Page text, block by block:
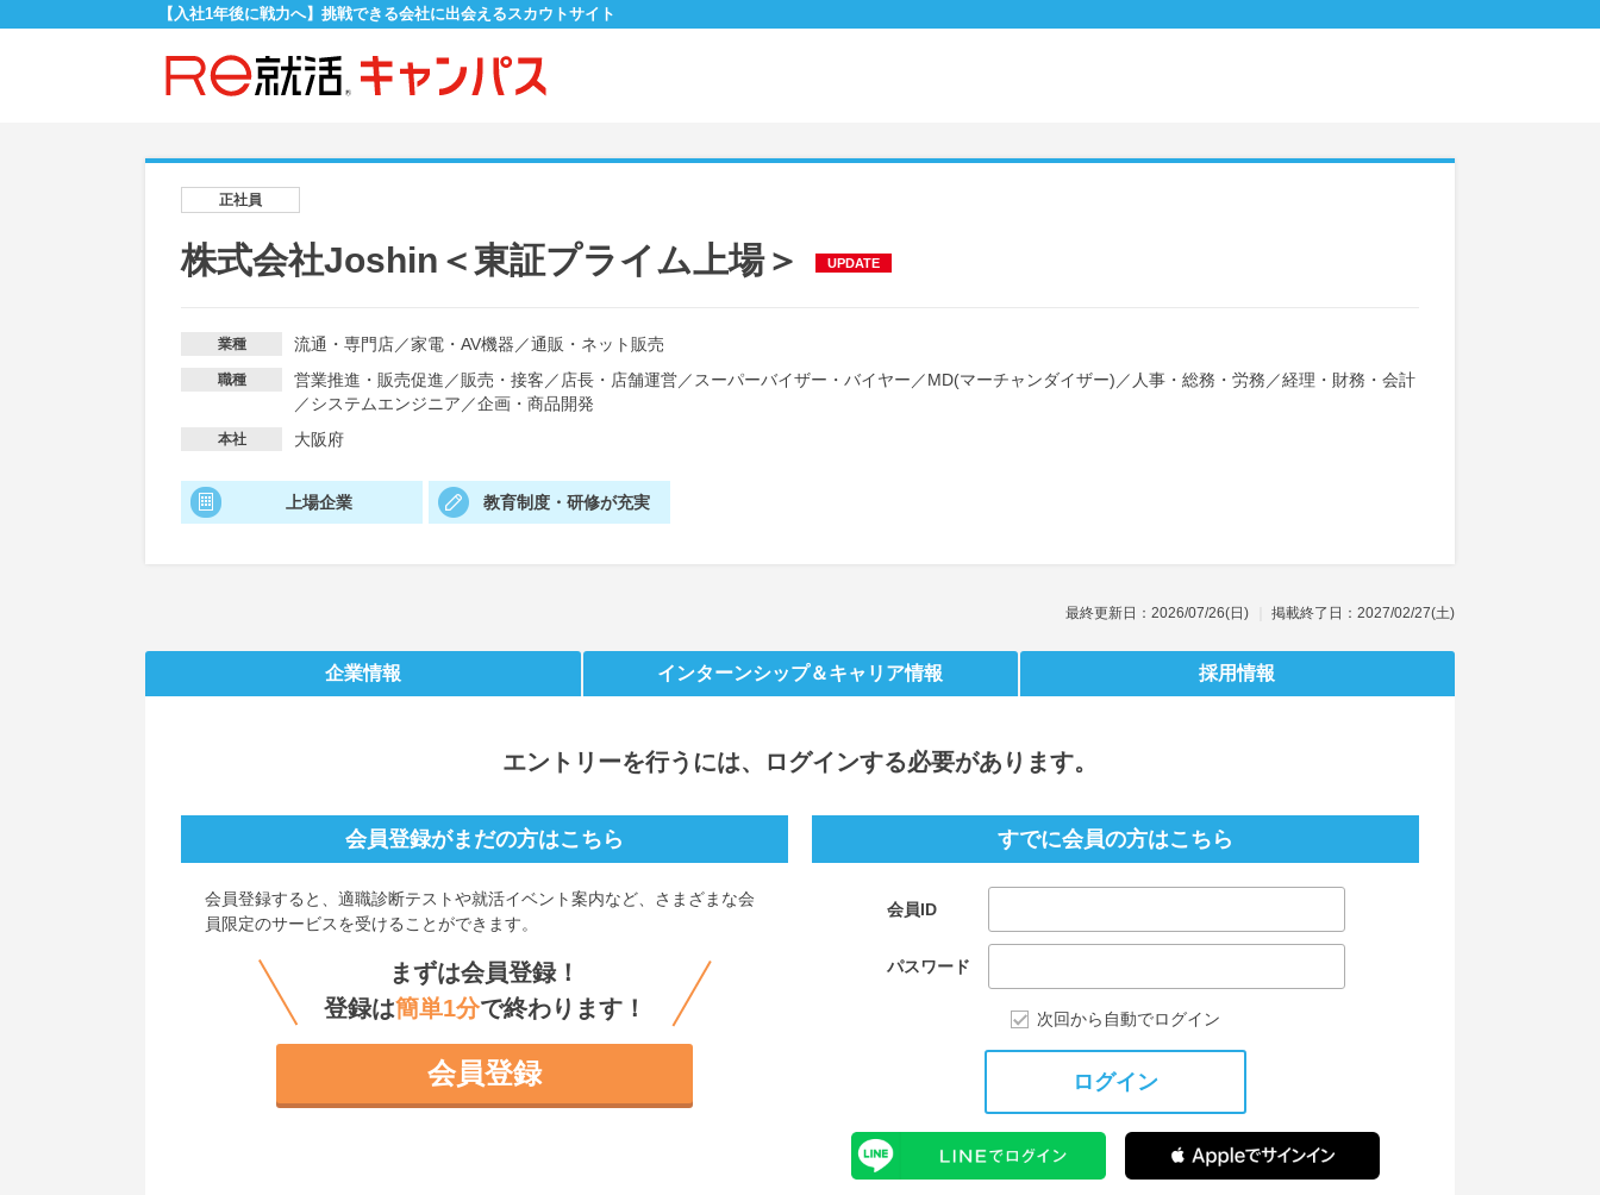
【入社1年後に戦力へ】挑戦できる会社に出会えるスカウトサイト
正社員
株式会社Joshin＜東証プライム上場＞ UPDATE
業種 流通・専門店／家電・AV機器 ／通販・ネット販売
職種 営業推進・販売促進 ／販売・接客 ／ 店長・店舗運営／ スーパーバイザー・バイヤー ／MD(マーチャンダイザー) ／ 人事・総務・労務 ／経理・財務・会計
／システムエンジニア ／企画・商品開発
本社 大阪府
上場企業 教育制度・研修が充実
最終更新日：2026/07/26(日) 掲載終了日：2027/02/27(土)
企業情報 インターンシップ＆キャリア情報 採用情報
エントリーを行うには、ログインする必要があります。
すでに会員の方はこちら
会員ID
パスワード
次回から自動でログイン
ログイン
会員登録がまだの方はこちら
会員登録すると、 適職診断テストや就活イベント案内など、さまざまな会
員限定のサービスを受けることができます。
まずは会員登録！
登録は簡単1分で終わります！
会員登録